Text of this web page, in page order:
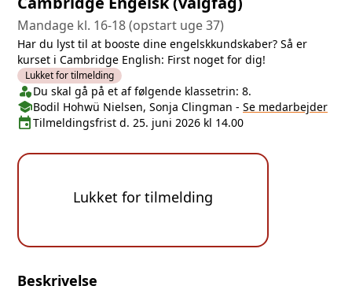
Mandage kl. 16-18 (opstart uge 37)
Har du lyst til at booste dine engelskkundskaber? Så er
kurset i Cambridge English: First noget for dig!
Lukket for tilmelding
Klasse/Aldersbegrænsning
person_shieldDu skal gå på et af følgende klassetrin: 8.
Medarbejder
schoolBodil Hohwü Nielsen, Sonja Clingman - Se medarbejder
Tilmeldingsfrist
eventTilmeldingsfrist d. 25. juni 2026 kl 14.00
Lukket for tilmelding
Beskrivelse